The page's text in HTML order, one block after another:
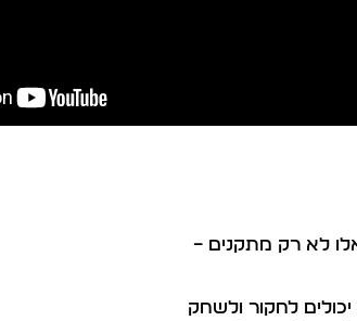
לא רק מתקנים –
לחקור ולשחק